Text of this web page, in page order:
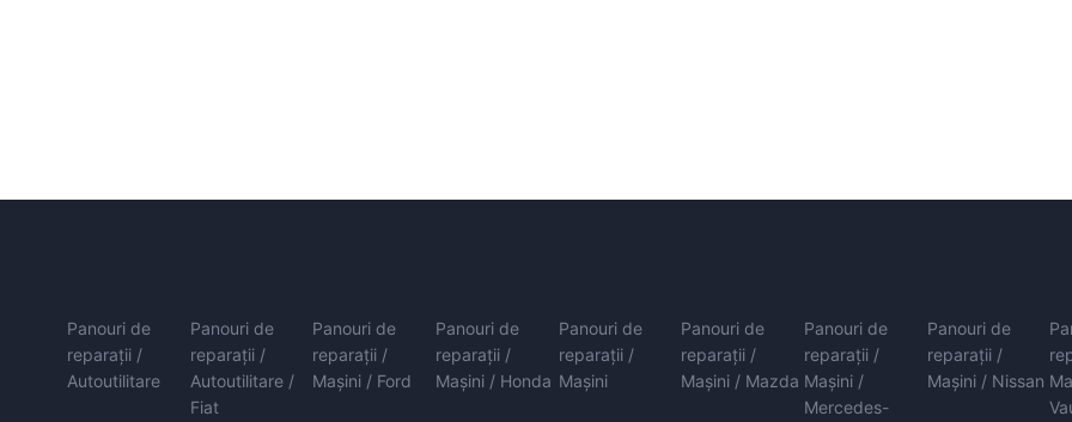
Panouri de
reparații /
Autoutilitare
Panouri de
reparații /
Autoutilitare /
Fiat
Panouri de
reparații /
Mașini / Ford
Panouri de
reparații /
Mașini / Honda
Panouri de
reparații /
Mașini
Panouri de
reparații /
Mașini / Mazda
Panouri de
reparații /
Mașini /
Mercedes-
Panouri de
reparații /
Mașini / Nissan